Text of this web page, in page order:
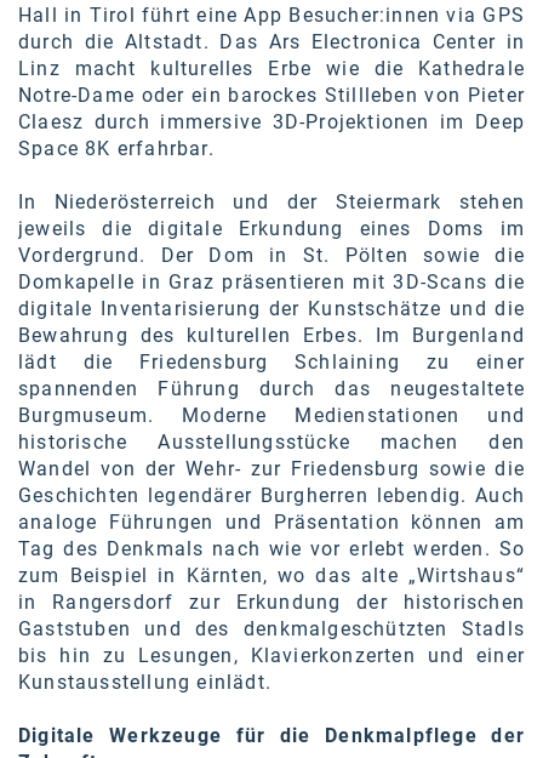
Hall in Tirol führt eine App Besucher:innen via GPS
durch die Altstadt. Das Ars Electronica Center in
Linz macht kulturelles Erbe wie die Kathedrale
Notre-Dame oder ein barockes Stillleben von Pieter
Claesz durch immersive 3D-Projektionen im Deep
Space 8K erfahrbar.
In Niederösterreich und der Steiermark stehen
jeweils die digitale Erkundung eines Doms im
Vordergrund. Der Dom in St. Pölten sowie die
Domkapelle in Graz präsentieren mit 3D-Scans die
digitale Inventarisierung der Kunstschätze und die
Bewahrung des kulturellen Erbes. Im Burgenland
lädt die Friedensburg Schlaining zu einer
spannenden Führung durch das neugestaltete
Burgmuseum. Moderne Medienstationen und
historische Ausstellungsstücke machen den
Wandel von der Wehr- zur Friedensburg sowie die
Geschichten legendärer Burgherren lebendig. Auch
analoge Führungen und Präsentation können am
Tag des Denkmals nach wie vor erlebt werden. So
zum Beispiel in Kärnten, wo das alte „Wirtshaus“
in Rangersdorf zur Erkundung der historischen
Gaststuben und des denkmalgeschützten Stadls
bis hin zu Lesungen, Klavierkonzerten und einer
Kunstausstellung einlädt.
Digitale Werkzeuge für die Denkmalpflege der